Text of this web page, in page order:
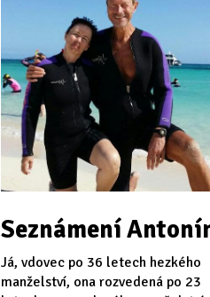
Seznámení
Já, vdovec po 36 letech hezkého
manželství, ona rozvedená po 23